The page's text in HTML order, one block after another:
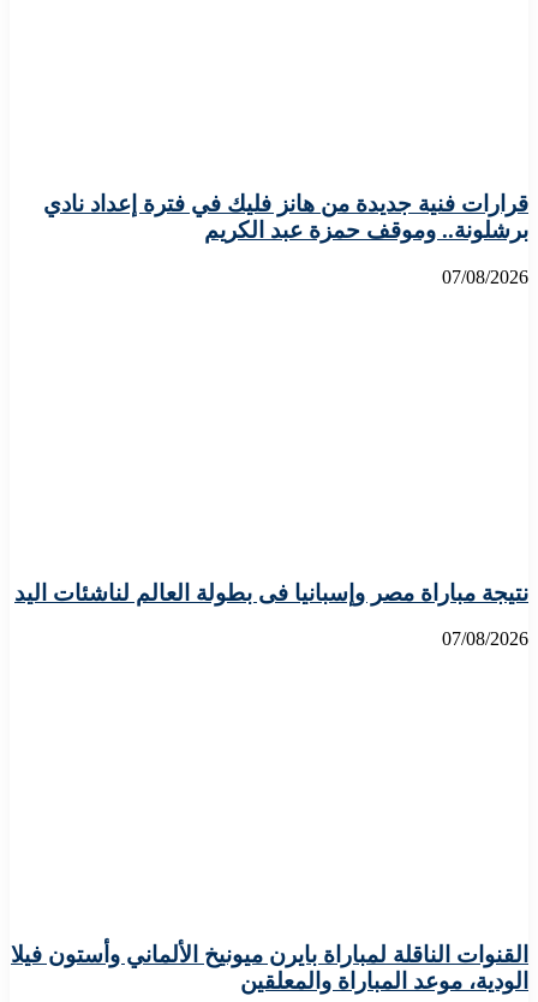
قرارات فنية جديدة من هانز فليك في فترة إعداد نادي
برشلونة.. وموقف حمزة عبد الكريم
07/08/2026
نتيجة مباراة مصر وإسبانيا فى بطولة العالم لناشئات اليد
07/08/2026
القنوات الناقلة لمباراة بايرن ميونيخ الألماني وأستون فيلا
الودية، موعد المباراة والمعلقين